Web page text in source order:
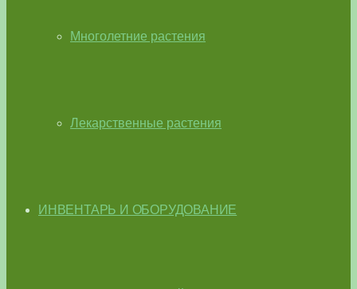
Многолетние растения
Лекарственные растения
ИНВЕНТАРЬ И ОБОРУДОВАНИЕ